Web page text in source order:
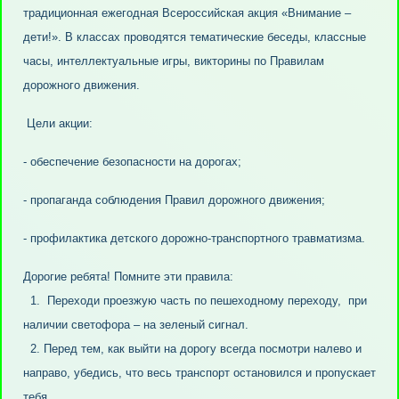
традиционная ежегодная Всероссийская акция «Внимание –
дети!». В классах проводятся тематические беседы, классные
часы, интеллектуальные игры, викторины по Правилам
дорожного движения.
Цели акции:
- обеспечение безопасности на дорогах;
- пропаганда соблюдения Правил дорожного движения;
- профилактика детского дорожно-транспортного травматизма.
Дорогие ребята! Помните эти правила:
1. Переходи проезжую часть по пешеходному переходу, при
наличии светофора – на зеленый сигнал.
2. Перед тем, как выйти на дорогу всегда посмотри налево и
направо, убедись, что весь транспорт остановился и пропускает